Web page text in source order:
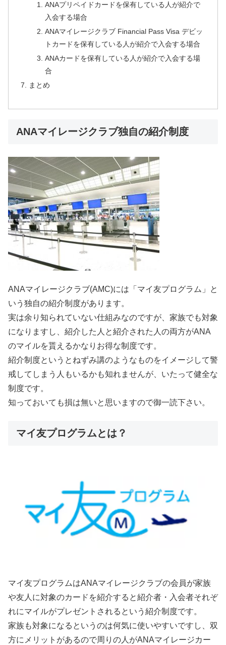
ANAプリペイドカードを保有している人が紹介で
入会する場合
ANAマイレージクラブ Financial Pass Visa デビッ
トカードを保有している人が紹介で入会する場合
ANAカードを保有している人が紹介で入会する場
合
まとめ
ANAマイレージクラブ独自の紹介制度
ANAマイレージクラブ(AMC)には「マイ友プログラム」と
いう独自の紹介制度があります。
実は余り知られていない仕組みなのですが、家族でも対象
になりますし、紹介した人と紹介された人の両方がANA
のマイルを貰えるかなりお得な制度です。
紹介制度というとねずみ講のようなものをイメージして警
戒してしまう人もいるかも知れませんが、いたって健全な
制度です。
知っておいても損は無いと思いますので御一読下さい。
マイ友プログラムとは？
マイ友プログラムはANAマイレージクラブの会員が家族
や友人に対象のカードを紹介すると紹介者・入会者それぞ
れにマイルがプレゼントされるという紹介制度です。
家族も対象になるというのは何気に使いやすいですし、双
方にメリットがあるので周りの人がANAマイレージカー